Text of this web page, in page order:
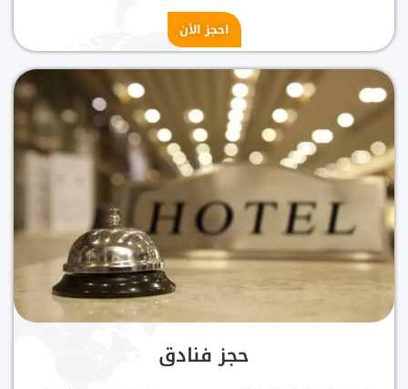
احجز الأن
حجز فنادق